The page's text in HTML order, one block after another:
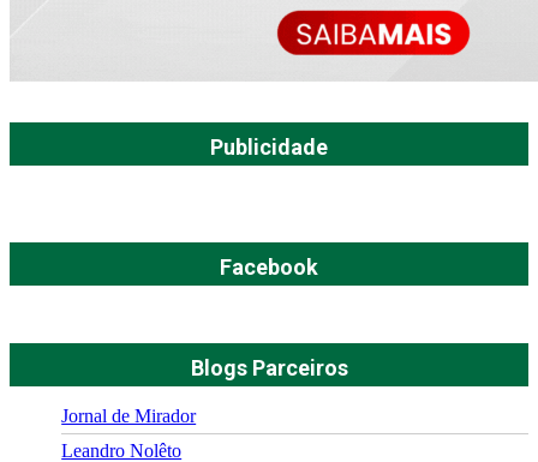
Publicidade
Facebook
Blogs Parceiros
Jornal de Mirador
Leandro Nolêto